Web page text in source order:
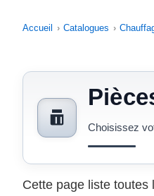
Accueil Catalogues
Choisissez
Cette page liste toutes